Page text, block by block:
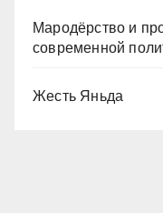
Мародёрство и
современной
Жесть Яньда